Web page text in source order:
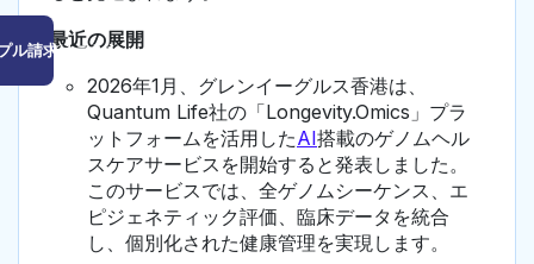
ル請求はこちら
最近の展開
2026年1月、グレンイーグルス香港は、
Quantum Life社の「Longevity.Omics」プラ
ットフォームを活用したAI搭載のゲノムヘル
スケアサービスを開始すると発表しました。
このサービスでは、全ゲノムシーケンス、エ
ピジェネティック評価、臨床データを統合
し、個別化された健康管理を実現します。